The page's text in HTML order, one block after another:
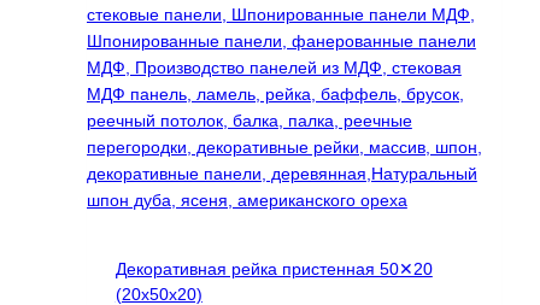
странице
товара.
Декоративная рейка пристенная 50✕20
(20х50х20)